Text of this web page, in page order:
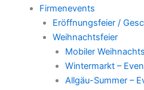
Firmenevents
Eröffnungsfeier /
Weihnachtsfeier
Mobiler
Wintermarkt –
Allgäu-Summer –